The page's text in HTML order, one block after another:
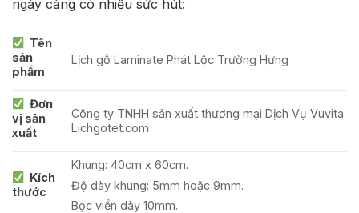
ngày càng có nhiều sức hút:
Tên
sản
phẩm
Lịch gỗ Laminate Phát Lộc Trường Hưng
Đơn
vị sản
xuất
Công ty TNHH sản xuất thương mại Dịch Vụ Vuvita
Lichgotet.com
Kích
thước
Khung: 40cm x 60cm.
Độ dày khung: 5mm hoặc 9mm.
Bọc viền dày 10mm.